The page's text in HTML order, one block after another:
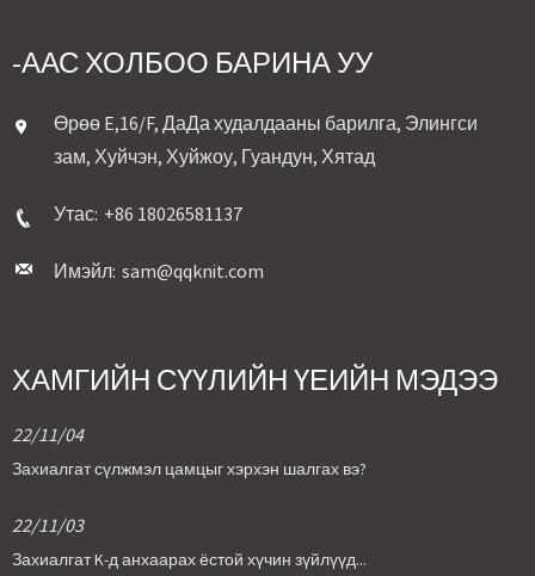
-ААС ХОЛБОО БАРИНА УУ
Өрөө E,16/F, ДаДа худалдааны барилга, Элингси
зам, Хуйчэн, Хуйжоу, Гуандун, Хятад
Утас: +86 18026581137
Имэйл: sam@qqknit.com
ХАМГИЙН СҮҮЛИЙН ҮЕИЙН МЭДЭЭ
22/11/04
Захиалгат сүлжмэл цамцыг хэрхэн шалгах вэ?
22/11/03
Захиалгат K-д анхаарах ёстой хүчин зүйлүүд...